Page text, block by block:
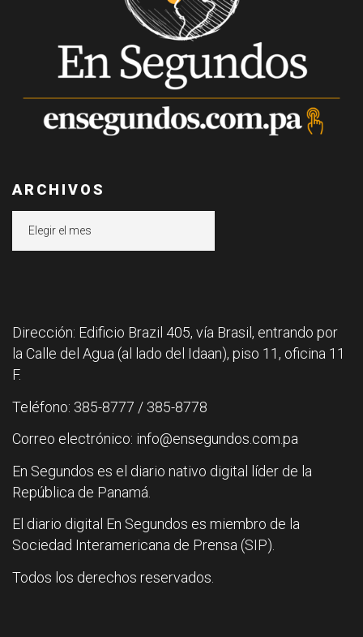
ARCHIVOS
Dirección: Edificio Brazil 405, vía Brasil, entrando por
la Calle del Agua (al lado del Idaan), piso 11, oficina 11
F.
Teléfono: 385-8777 / 385-8778
Correo electrónico: info@ensegundos.com.pa
En Segundos es el diario nativo digital líder de la
República de Panamá.
El diario digital En Segundos es miembro de la
Sociedad Interamericana de Prensa (SIP).
Todos los derechos reservados.